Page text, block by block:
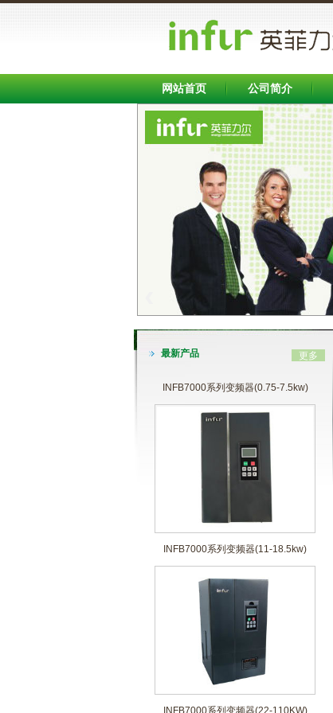
网站首页 公司简介
Banner区
更多
最新产品
INFB7000系列变频器（0.75-400KW)
INFB7000系列变频器(11-18.5kw)
INFB7000系列变频器(22-110KW)